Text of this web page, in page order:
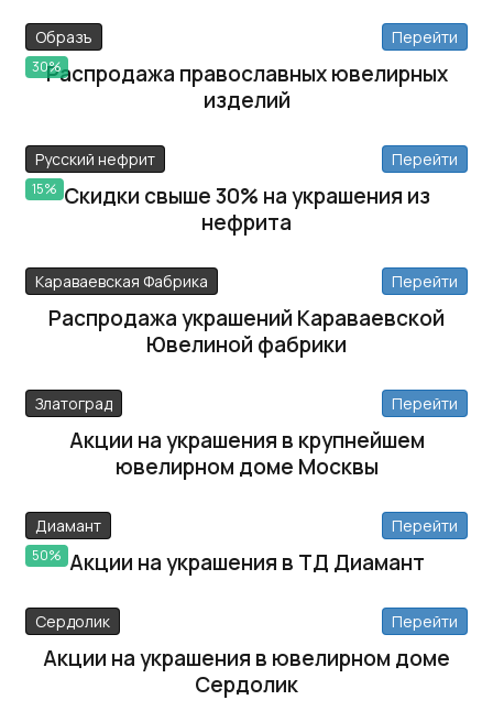
Образъ
30%
Перейти
Распродажа православных ювелирных
изделий
Русский нефрит
15%
Перейти
Скидки свыше 30% на украшения из
нефрита
Караваевская Фабрика Перейти
Распродажа украшений Караваевской
Ювелиной фабрики
Златоград Перейти
Акции на украшения в крупнейшем
ювелирном доме Москвы
Диамант
50%
Перейти
Акции на украшения в ТД Диамант
Сердолик Перейти
Акции на украшения в ювелирном доме
Сердолик